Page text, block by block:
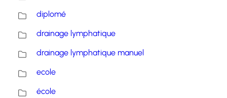
diplomé
drainage lymphatique
drainage lymphatique manuel
ecole
école